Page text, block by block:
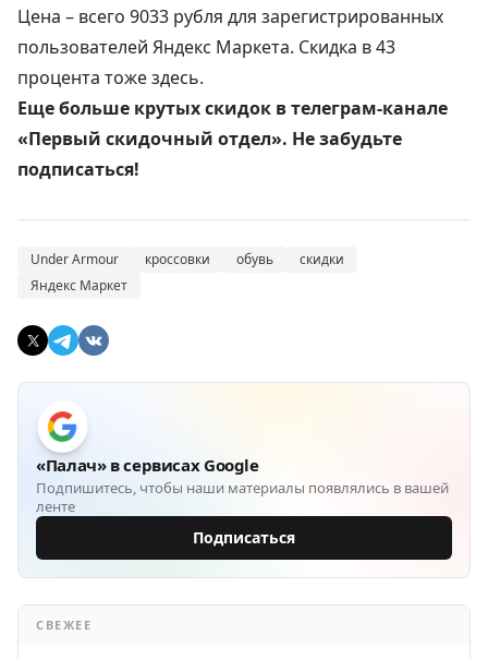
Цена – всего 9033 рубля для зарегистрированных
пользователей Яндекс Маркета. Скидка в 43
процента тоже здесь.
Еще больше крутых скидок в телеграм-канале
«Первый скидочный отдел». Не забудьте
подписаться!
Under Armour кроссовки обувь
скидки
Яндекс Маркет
«Палач» в сервисах Google
Подпишитесь, чтобы наши материалы появлялись в вашей
ленте
Подписаться
СВЕЖЕЕ